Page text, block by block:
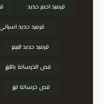
قرميد احمر حديد
قرميد حديد اسباني
قرميد حديد للبيع
قص الخرسانة بالليزر
قص خرسانة ليزر